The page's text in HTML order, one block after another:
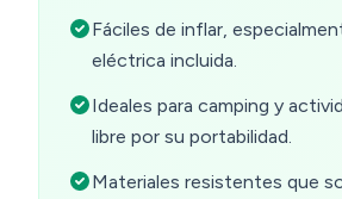
Fáciles de inflar,
eléctrica incluida.
Ideales para camping y
libre por su portabilidad.
Materiales resistentes que